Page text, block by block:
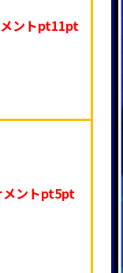
ントpt11pt
ントpt5pt